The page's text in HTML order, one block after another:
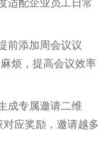
适配企业员工日常
前添加周会议议
烦，提高会议效率
成专属邀请二维
应奖励，邀请越多